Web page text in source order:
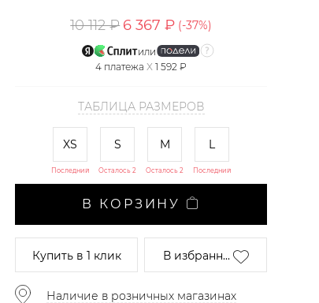
10 112 ₽ 6 367 ₽ (-37%)
или
4 платежаX 1 592 ₽
ТАБЛИЦА РАЗМЕРОВ
XS
Последний
S
Осталось 2
M
Осталось 2
L
Последний
В КОРЗИНУ
Купитьв 1 клик В избранн...
Наличие в розничных магазинах